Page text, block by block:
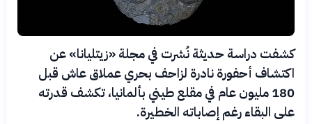
كشفت دراسة حديثة نُشرت في مجلة «زيتليانا» عن
اكتشاف أحفورة نادرة لزاحف بحري عملاق عاش قبل
180 مليون عام في مقلع طيني بألمانيا، تكشف قدرته
على البقاء رغم إصاباته الخطيرة.